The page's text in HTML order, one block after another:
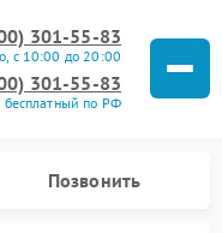
301-55-83
с 10:00 до 20:00
301-55-83
бесплатный по РФ
Позвонить